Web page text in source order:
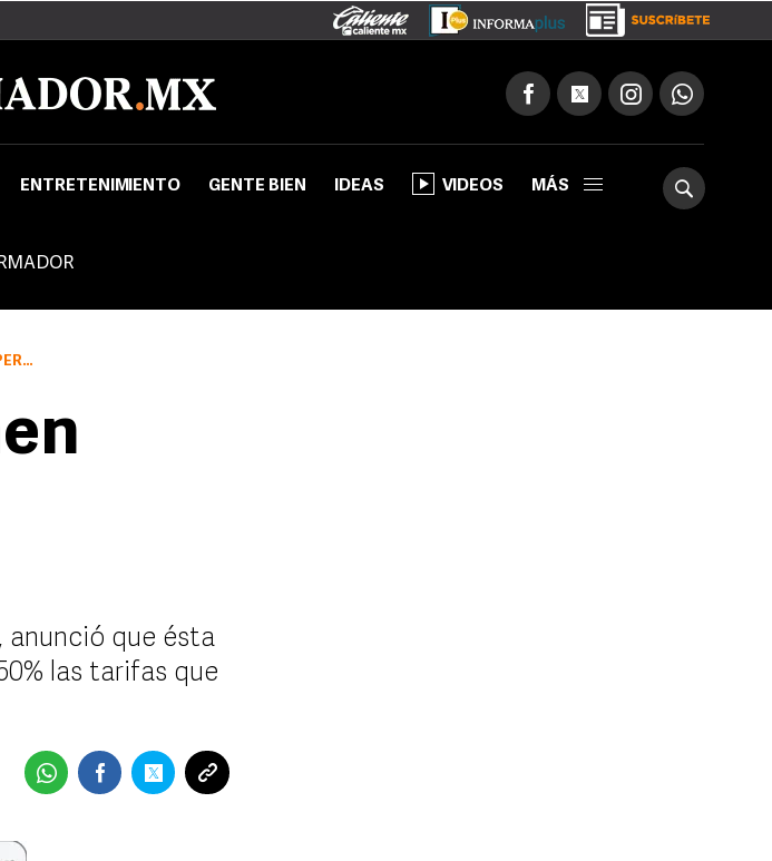
ENTRETENIMIENTO GENTE BIEN IDEAS VIDEOS MÁS
anunció que ésta
las tarifas que